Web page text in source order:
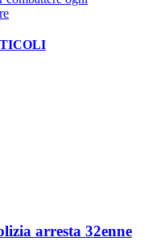
arresta 32enne